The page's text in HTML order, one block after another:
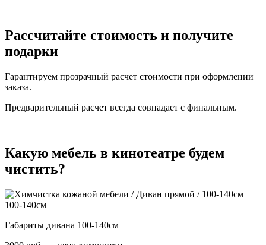
Рассчитайте стоимость и получите
подарки
Гарантируем прозрачный расчет стоимости при оформлении
заказа.
Предварительный расчет всегда совпадает с финальным.
Какую мебель в кинотеатре будем
чистить?
100-140см
Габариты дивана 100-140см